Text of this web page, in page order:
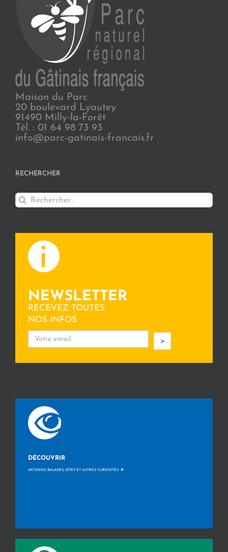
Maison du Parc
20 boulevard Lyautey
91490 Milly-la-Forêt
Tél. : 01 64 98 73 93
info@parc-gatinais-francais.fr
RECHERCHER
Rechercher:
NEWSLETTER
RECEVEZ TOUTES
NOS INFOS
>
DÉCOUVRIR
ARTISANS, BALADES, GÎTES ET AUTRES CURIOSITÉS >